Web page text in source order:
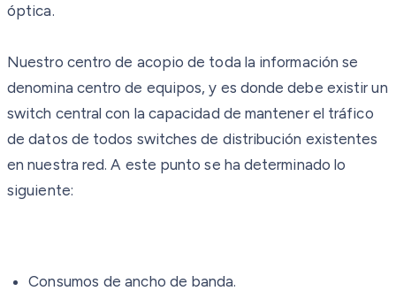
óptica.
Nuestro centro de acopio de toda la información se
denomina centro de equipos, y es donde debe existir un
switch central con la capacidad de mantener el tráfico
de datos de todos switches de distribución existentes
en nuestra red. A este punto se ha determinado lo
siguiente:
Consumos de ancho de banda.